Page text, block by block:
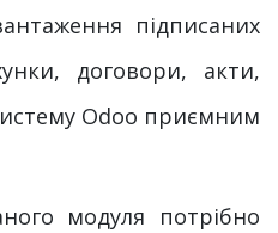
підписаних
договори, акти,
Odoo приємним
модуля потрібно